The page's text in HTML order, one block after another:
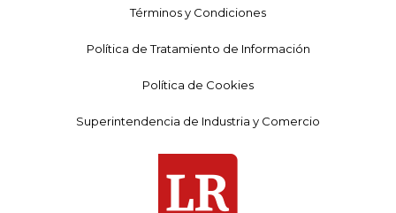
Términos y Condiciones
Política de Tratamiento de Información
Política de Cookies
Superintendencia de Industria y Comercio